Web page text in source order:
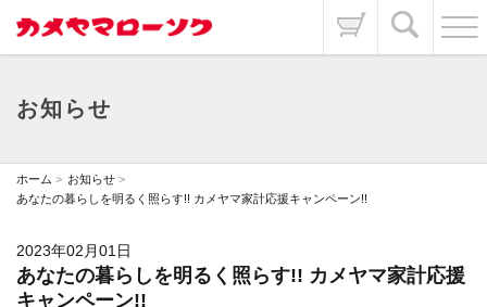
お知らせ
ホーム
お知らせ
あなたの暮らしを明るく照らす!! カメヤマ家計応援キャンペーン!!
2023年02月01日
あなたの暮らしを明るく照らす!! カメヤマ家計応援
キャンペーン!!